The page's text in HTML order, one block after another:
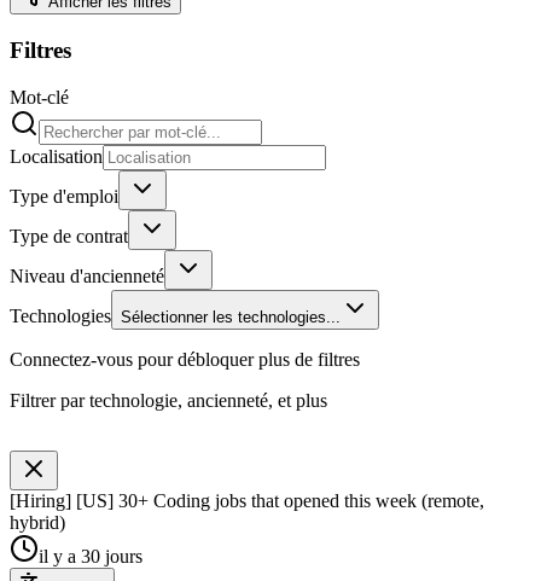
Filtres
Mot-clé
Localisation
Type d'emploi
Type de contrat
Niveau d'ancienneté
Technologies Sélectionner les technologies...
Connectez-vous pour débloquer plus de filtres
Filtrer par technologie, ancienneté, et plus
[Hiring] [US] 30+ Coding jobs that opened this week (remote,
hybrid)
il y a 30 jours